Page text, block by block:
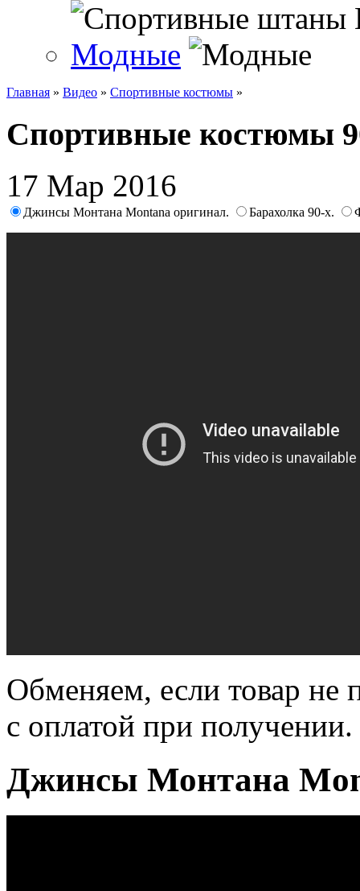
Модные
Главная » Видео » Спортивные костюмы »
Спортивные костюмы
17 Мар 2016
Джинсы Монтана Montana оригинал. Барахолка 90-х.
Обменяем, если товар не
с оплатой при получении.
Джинсы Монтана